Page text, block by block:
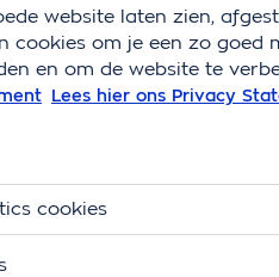
Meer ruimte in je
op reis. 8
ruimte
website laten zien,
cookies om je een zo goed
en om de website te
Lees hier ons Privacy
cookies